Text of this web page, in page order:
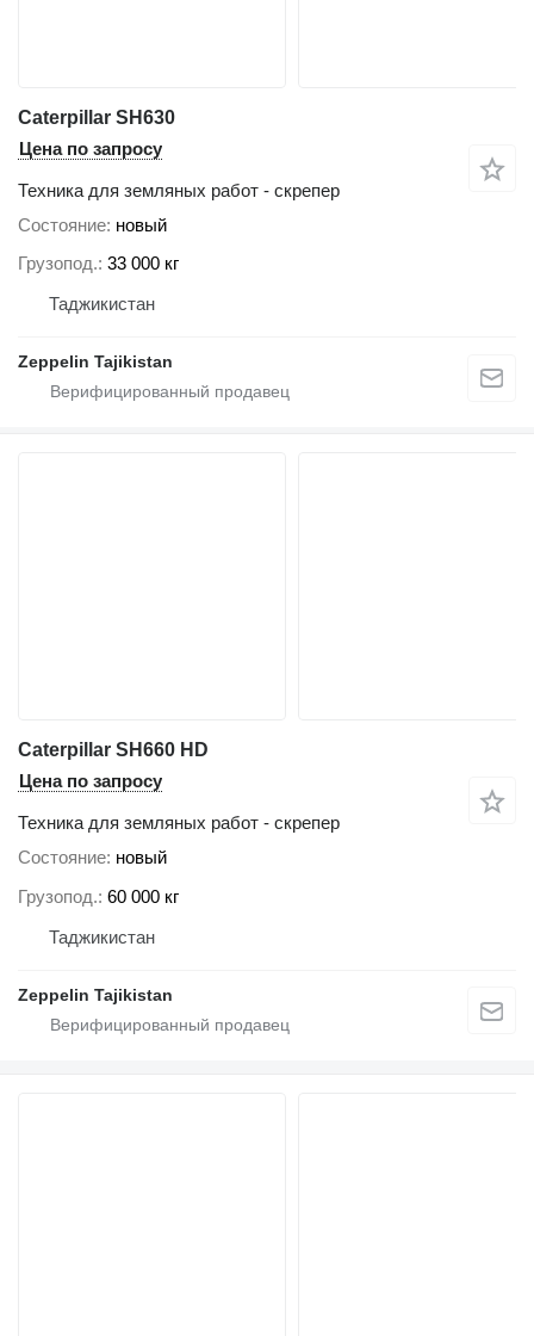
Caterpillar SH630
Цена по запросу
Техника для земляных работ - скрепер
Состояние новый
Грузопод. 33 000 кг
Таджикистан
Zeppelin Tajikistan
Caterpillar SH660 HD
Цена по запросу
Техника для земляных работ - скрепер
Состояние новый
Грузопод. 60 000 кг
Таджикистан
Zeppelin Tajikistan